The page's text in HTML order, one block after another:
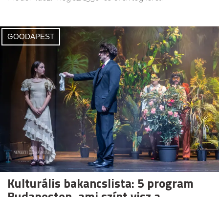
GOODAPEST
Kulturális bakancslista: 5 program